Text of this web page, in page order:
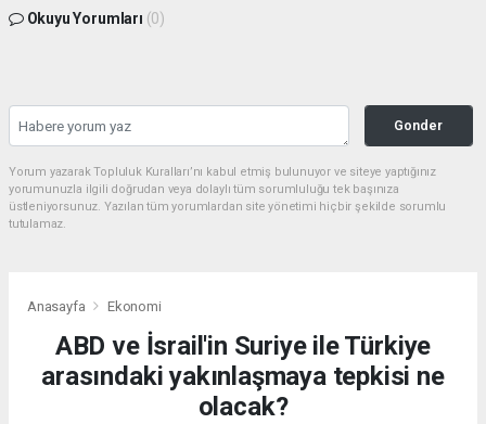
Okuyu Yorumları (0)
Gonder
Yorum yazarak Topluluk Kuralları’nı kabul etmiş bulunuyor ve siteye yaptığınız
yorumunuzla ilgili doğrudan veya dolaylı tüm sorumluluğu tek başınıza
üstleniyorsunuz. Yazılan tüm yorumlardan site yönetimi hiçbir şekilde sorumlu
tutulamaz.
Anasayfa Ekonomi
ABD ve İsrail'in Suriye ile Türkiye
arasındaki yakınlaşmaya tepkisi ne
olacak?